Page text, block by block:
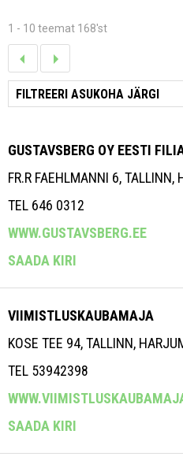
1 - 10 teemat 168'st
GUSTAVSBERG OY EESTI
FR.R FAEHLMANNI 6, TALLINN,
TEL 646 0312
WWW.GUSTAVSBERG.EE
SAADA KIRI
VIIMISTLUSKAUBAMAJA
KOSE TEE 94, TALLINN,
TEL 53942398
SAADA KIRI